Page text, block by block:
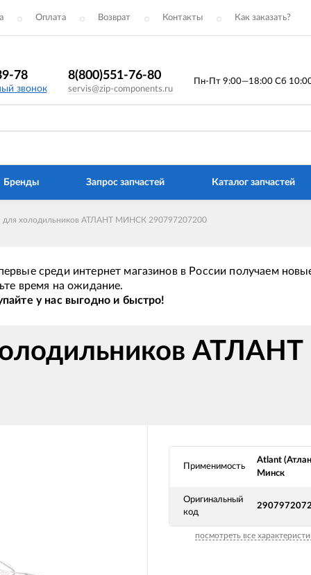
Оплата Возврат Контакты Как заказать?
78
звонок
8(800)551-76-80
servis@zip-components.ru
Пн-Пт 9:00—18:00 Сб
Бренды Запрос запчастей Каталог запчастей
холодильников АТЛАНТ МИНСК 290797207200
среди интернет магазинов в России получаем
время на ожидание.
у нас выгодно и быстро!
Применимость
Atlant
Минск
Оригинальный
код
посмотреть все